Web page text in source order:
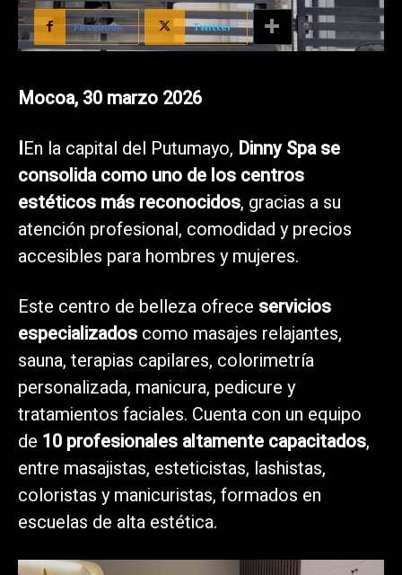
Facebook Twitter
Mocoa, 30 marzo 2026
IEn la capital del Putumayo, Dinny Spa se
consolida como uno de los centros
estéticos más reconocidos, gracias a su
atención profesional, comodidad y precios
accesibles para hombres y mujeres.
Este centro de belleza ofrece servicios
especializados como masajes relajantes,
sauna, terapias capilares, colorimetría
personalizada, manicura, pedicure y
tratamientos faciales. Cuenta con un equipo
de 10 profesionales altamente capacitados,
entre masajistas, esteticistas, lashistas,
coloristas y manicuristas, formados en
escuelas de alta estética.